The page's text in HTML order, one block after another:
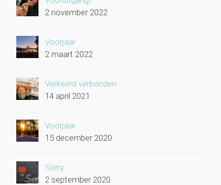
2 november 2022
Voorjaar
2 maart 2022
Verkeerd verbonden
14 april 2021
Voorjaar
15 december 2020
Sorry
2 september 2020